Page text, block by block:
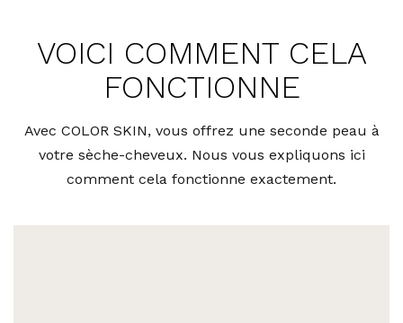
VOICI COMMENT CELA
FONCTIONNE
Avec COLOR SKIN, vous offrez une seconde peau à
votre sèche-cheveux. Nous vous expliquons ici
comment cela fonctionne exactement.